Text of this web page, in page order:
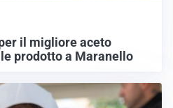
il migliore aceto
prodotto a Maranello